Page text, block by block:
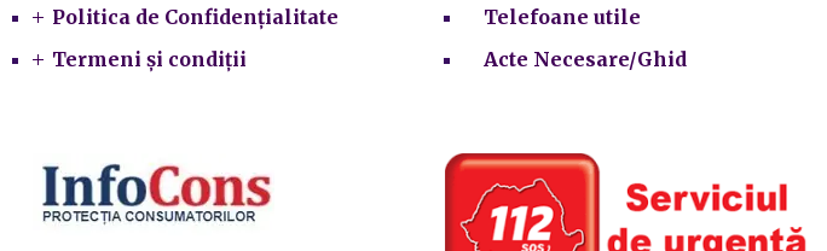
Politica de Confidențialitate
Termeni și condiții
Telefoane utile
Acte Necesare/Ghid